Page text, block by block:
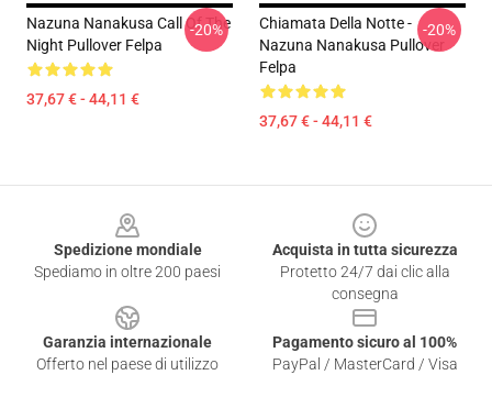
Nazuna Nanakusa Call Of The
Night Pullover Felpa
37,67 € - 44,11 €
-20%
Chiamata Della Notte -
Nazuna Nanakusa Pullover
Felpa
37,67 € - 44,11 €
-20%
Spedizione mondiale
Spediamo in oltre 200 paesi
Acquista in tutta sicurezza
Protetto 24/7 dai clic alla
consegna
Garanzia internazionale
Offerto nel paese di utilizzo
Pagamento sicuro al 100%
PayPal / MasterCard / Visa